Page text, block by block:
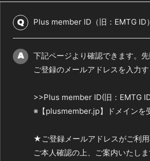
Q Plus member ID（旧：EMTG ID
A
下記ページより確認できます。
ご登録のメールアドレスを入力
>>Plus member ID(旧：EMTG
※【plusmember.jp】ドメインを
★ご登録メールアドレスがご利
ご本人確認の上、ご案内いたしま